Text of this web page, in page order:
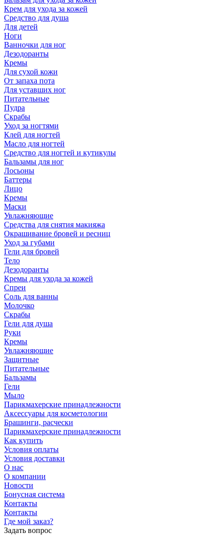
Крем для ухода за кожей
Средство для душа
Для детей
Ноги
Ванночки для ног
Дезодоранты
Кремы
Для сухой кожи
От запаха пота
Для уставших ног
Питательные
Пудра
Скрабы
Уход за ногтями
Клей для ногтей
Масло для ногтей
Средство для ногтей и кутикулы
Бальзамы для ног
Лосьоны
Баттеры
Лицо
Кремы
Маски
Увлажняющие
Средства для снятия макияжа
Окрашивание бровей и ресниц
Уход за губами
Гели для бровей
Тело
Дезодоранты
Кремы для ухода за кожей
Спреи
Соль для ванны
Молочко
Скрабы
Гели для душа
Руки
Кремы
Увлажняющие
Защитные
Питательные
Бальзамы
Гели
Мыло
Парикмахерские принадлежности
Аксессуары для косметологии
Брашинги, расчески
Парикмахерские принадлежности
Как купить
Условия оплаты
Условия доставки
О нас
О компании
Новости
Бонусная система
Контакты
Контакты
Где мой заказ?
Задать вопрос